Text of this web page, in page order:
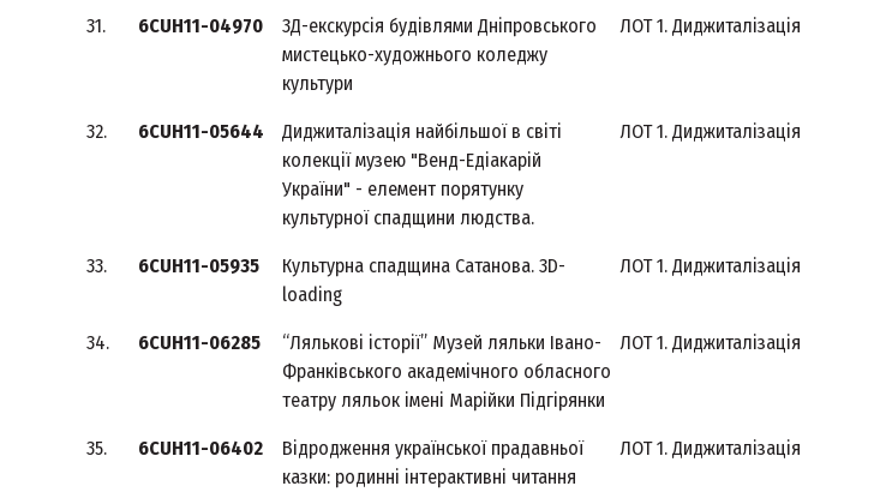
31. 6CUH11-04970
3Д-екскурсія будівлями Дніпровського
мистецько-художнього коледжу
культури
ЛОТ 1. Диджиталізація
32. 6CUH11-05644
Диджиталізація найбільшої в світі
колекції музею "Венд-Едіакарій
України" - елемент порятунку
культурної спадщини людства.
ЛОТ 1. Диджиталізація
33. 6CUH11-05935
Культурна спадщина Сатанова. 3D-
loading
ЛОТ 1. Диджиталізація
34. 6CUH11-06285
“Лялькові історії” Музей ляльки Івано-
Франківського академічного обласного
театру ляльок імені Марійки Підгірянки
ЛОТ 1. Диджиталізація
35. 6CUH11-06402
Відродження української прадавньої
казки: родинні інтерактивні читання
ЛОТ 1. Диджиталізація